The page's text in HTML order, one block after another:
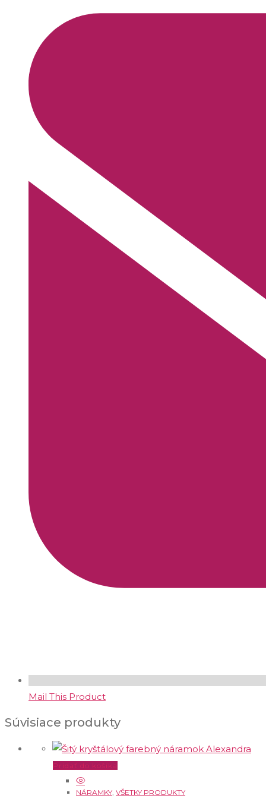
Mail This Product
Súvisiace produkty
Pridať do košíka
NÁRAMKY VŠETKY PRODUKTY